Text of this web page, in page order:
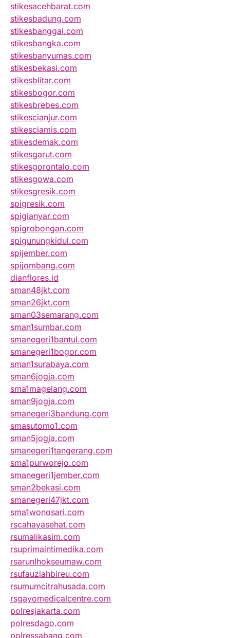
stikesacehbarat.com
stikesbadung.com
stikesbanggai.com
stikesbangka.com
stikesbanyumas.com
stikesbekasi.com
stikesblitar.com
stikesbogor.com
stikesbrebes.com
stikescianjur.com
stikesciamis.com
stikesdemak.com
stikesgarut.com
stikesgorontalo.com
stikesgowa.com
stikesgresik.com
spigresik.com
spigianyar.com
spigrobongan.com
spigunungkidul.com
spijember.com
spijombang.com
dianflores.id
sman48jkt.com
sman26jkt.com
sman03semarang.com
sman1sumbar.com
smanegeri1bantul.com
smanegeri1bogor.com
sman1surabaya.com
sman6jogja.com
sma1magelang.com
sman9jogja.com
smanegeri3bandung.com
smasutomo1.com
sman5jogja.com
smanegeri1tangerang.com
sma1purworejo.com
smanegeri1jember.com
sman2bekasi.com
smanegeri47jkt.com
sma1wonosari.com
rscahayasehat.com
rsumalikasim.com
rsuprimaintimedika.com
rsarunlhokseumaw.com
rsufauziahbireu.com
rsumumcitrahusada.com
rsgayomedicalcentre.com
polresjakarta.com
polresdago.com
polressabang.com